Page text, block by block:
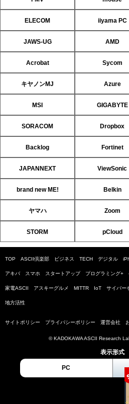
ELECOM iiyama PC
JAWS-UG AMD
Acrobat Sycom
キヤノンMJ Azure
MSI GIGABYTE
SORACOM Dropbox
Backlog Fortinet
JAPANNEXT ViewSonic
brand new ME! Belkin
ヤマハ Zoom
STORM pCloud
TOP ASCII倶楽部 ビジネス TECH デジタル
アキバ スマホ スタートアップ プログラミング+
家電ASCII アスキーグルメ MITTR IoT サイバー
地方活性
サイトポリシー プライバシーポリシー 運営会社
© KADOKAWA ASCII Research
表示形式
PC